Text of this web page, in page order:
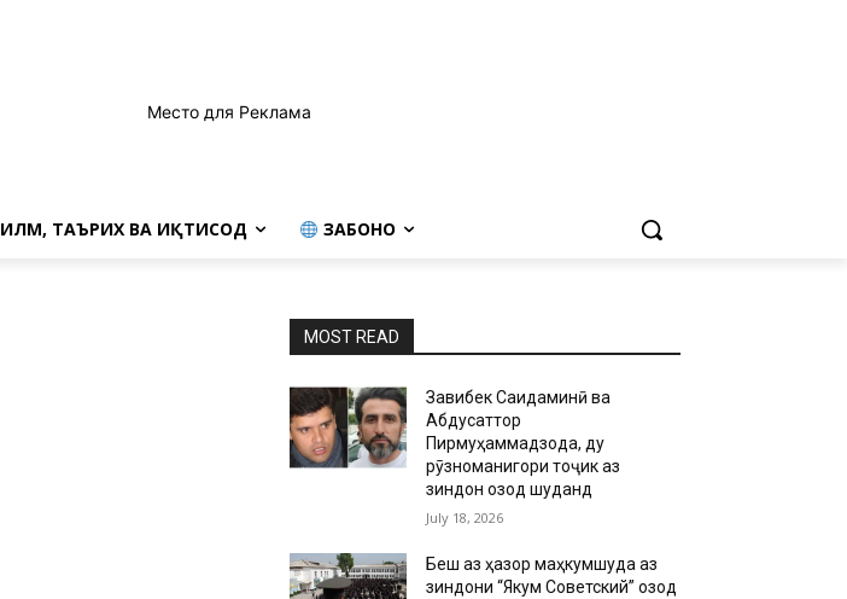
Место для Реклама
ИЛМ, ТАЪРИХ ВА ИҚТИСОД ЗАБОНҲО
MOST READ
Завқибек Саидаминӣ ва
Абдусаттор
Пирмуҳаммадзода, ду
рӯзноманигори тоҷик аз
зиндон озод шуданд
July 18, 2026
Беш аз ҳазор маҳкумшуда аз
зиндони “Якум Советский” озод